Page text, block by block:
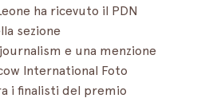
ha ricevuto il PDN
sezione
e una menzione
International Foto
i finalisti del premio